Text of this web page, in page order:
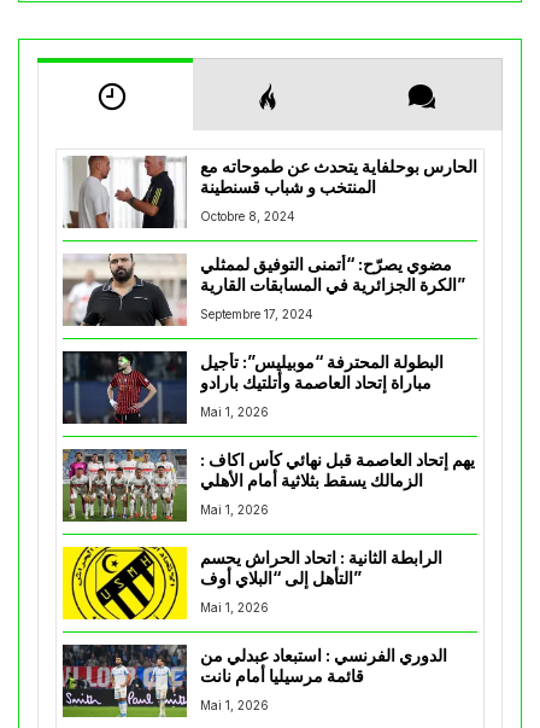
الحارس بوحلفاية يتحدث عن طموحاته مع
المنتخب و شباب قسنطينة
Octobre 8, 2024
مضوي يصرّح: “أتمنى التوفيق لممثلي
الكرة الجزائرية في المسابقات القارية”
Septembre 17, 2024
البطولة المحترفة “موبيليس”: تأجيل
مباراة إتحاد العاصمة وأتلتيك بارادو
Mai 1, 2026
يهم إتحاد العاصمة قبل نهائي كأس اكاف :
Mai 1, 2026
الرابطة الثانية : اتحاد الحراش يحسم
التأهل إلى “البلاي أوف”
Mai 1, 2026
الدوري الفرنسي : استبعاد عبدلي من
قائمة مرسيليا أمام نانت
Mai 1, 2026